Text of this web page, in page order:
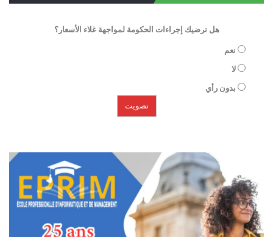
هل ترضيك إجراءات الحكومة لمواجهة غلاء الأسعار؟
نعم
لا
بدون رأي